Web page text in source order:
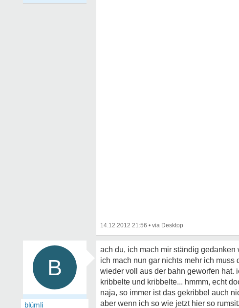
14.12.2012 21:56 •
B
blümli
ach du, ich mach mir ständig
ich mach nun gar nichts mehr ich muss
wieder voll aus der bahn geworfen hat.
kribbelte und kribbelte... hmmm, echt
naja, so immer ist das gekribbel auch
aber wenn ich so wie jetzt hier so